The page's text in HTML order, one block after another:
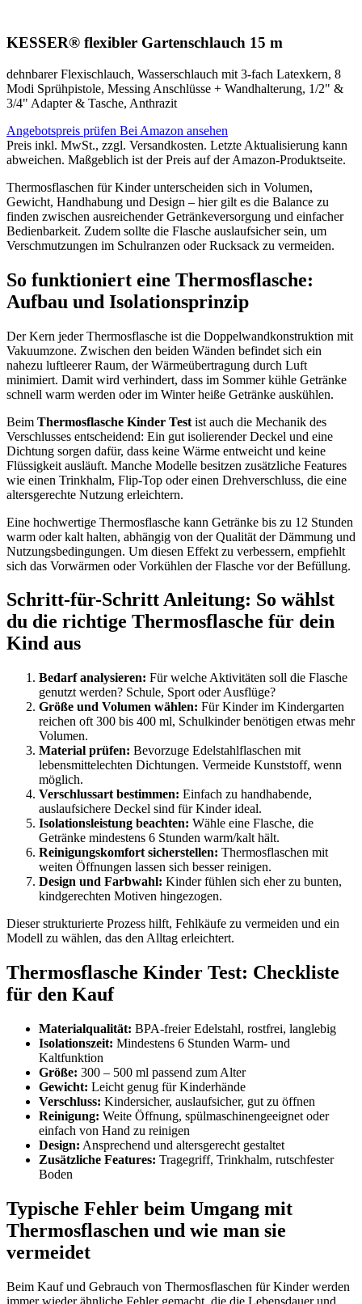
KESSER® flexibler Gartenschlauch 15 m
dehnbarer Flexischlauch, Wasserschlauch mit 3-fach Latexkern, 8
Modi Sprühpistole, Messing Anschlüsse + Wandhalterung, 1/2" &
3/4" Adapter & Tasche, Anthrazit
Angebotspreis prüfen Bei Amazon ansehen
Preis inkl. MwSt., zzgl. Versandkosten. Letzte Aktualisierung kann
abweichen. Maßgeblich ist der Preis auf der Amazon-Produktseite.
Thermosflaschen für Kinder unterscheiden sich in Volumen,
Gewicht, Handhabung und Design – hier gilt es die Balance zu
finden zwischen ausreichender Getränkeversorgung und einfacher
Bedienbarkeit. Zudem sollte die Flasche auslaufsicher sein, um
Verschmutzungen im Schulranzen oder Rucksack zu vermeiden.
So funktioniert eine Thermosflasche:
Aufbau und Isolationsprinzip
Der Kern jeder Thermosflasche ist die Doppelwandkonstruktion mit
Vakuumzone. Zwischen den beiden Wänden befindet sich ein
nahezu luftleerer Raum, der Wärmeübertragung durch Luft
minimiert. Damit wird verhindert, dass im Sommer kühle Getränke
schnell warm werden oder im Winter heiße Getränke auskühlen.
Beim Thermosflasche Kinder Test ist auch die Mechanik des
Verschlusses entscheidend: Ein gut isolierender Deckel und eine
Dichtung sorgen dafür, dass keine Wärme entweicht und keine
Flüssigkeit ausläuft. Manche Modelle besitzen zusätzliche Features
wie einen Trinkhalm, Flip-Top oder einen Drehverschluss, die eine
altersgerechte Nutzung erleichtern.
Eine hochwertige Thermosflasche kann Getränke bis zu 12 Stunden
warm oder kalt halten, abhängig von der Qualität der Dämmung und
Nutzungsbedingungen. Um diesen Effekt zu verbessern, empfiehlt
sich das Vorwärmen oder Vorkühlen der Flasche vor der Befüllung.
Schritt-für-Schritt Anleitung: So wählst
du die richtige Thermosflasche für dein
Kind aus
Bedarf analysieren: Für welche Aktivitäten soll die Flasche
genutzt werden? Schule, Sport oder Ausflüge?
Größe und Volumen wählen: Für Kinder im Kindergarten
reichen oft 300 bis 400 ml, Schulkinder benötigen etwas mehr
Volumen.
Material prüfen: Bevorzuge Edelstahlflaschen mit
lebensmittelechten Dichtungen. Vermeide Kunststoff, wenn
möglich.
Verschlussart bestimmen: Einfach zu handhabende,
auslaufsichere Deckel sind für Kinder ideal.
Isolationsleistung beachten: Wähle eine Flasche, die
Getränke mindestens 6 Stunden warm/kalt hält.
Reinigungskomfort sicherstellen: Thermosflaschen mit
weiten Öffnungen lassen sich besser reinigen.
Design und Farbwahl: Kinder fühlen sich eher zu bunten,
kindgerechten Motiven hingezogen.
Dieser strukturierte Prozess hilft, Fehlkäufe zu vermeiden und ein
Modell zu wählen, das den Alltag erleichtert.
Thermosflasche Kinder Test: Checkliste
für den Kauf
Materialqualität: BPA-freier Edelstahl, rostfrei, langlebig
Isolationszeit: Mindestens 6 Stunden Warm- und
Kaltfunktion
Größe: 300 – 500 ml passend zum Alter
Gewicht: Leicht genug für Kinderhände
Verschluss: Kindersicher, auslaufsicher, gut zu öffnen
Reinigung: Weite Öffnung, spülmaschinengeeignet oder
einfach von Hand zu reinigen
Design: Ansprechend und altersgerecht gestaltet
Zusätzliche Features: Tragegriff, Trinkhalm, rutschfester
Boden
Typische Fehler beim Umgang mit
Thermosflaschen und wie man sie
vermeidet
Beim Kauf und Gebrauch von Thermosflaschen für Kinder werden
immer wieder ähnliche Fehler gemacht, die die Lebensdauer und